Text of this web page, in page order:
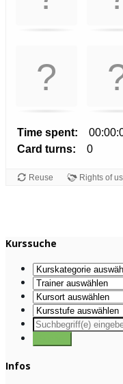
Kurssuche
Infos